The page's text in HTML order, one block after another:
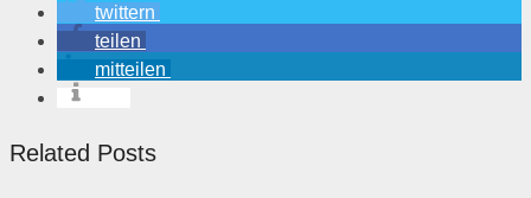
twittern
teilen
mitteilen
Related Posts